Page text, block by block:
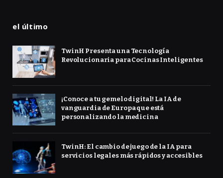
el último
TwinH Presenta una Tecnología
Revolucionaria para Cocinas Inteligentes
¡Conoce a tu gemelo digital! La IA de
vanguardia de Europa que está
personalizando la medicina
TwinH: El cambio de juego de la IA para
servicios legales más rápidos y accesibles